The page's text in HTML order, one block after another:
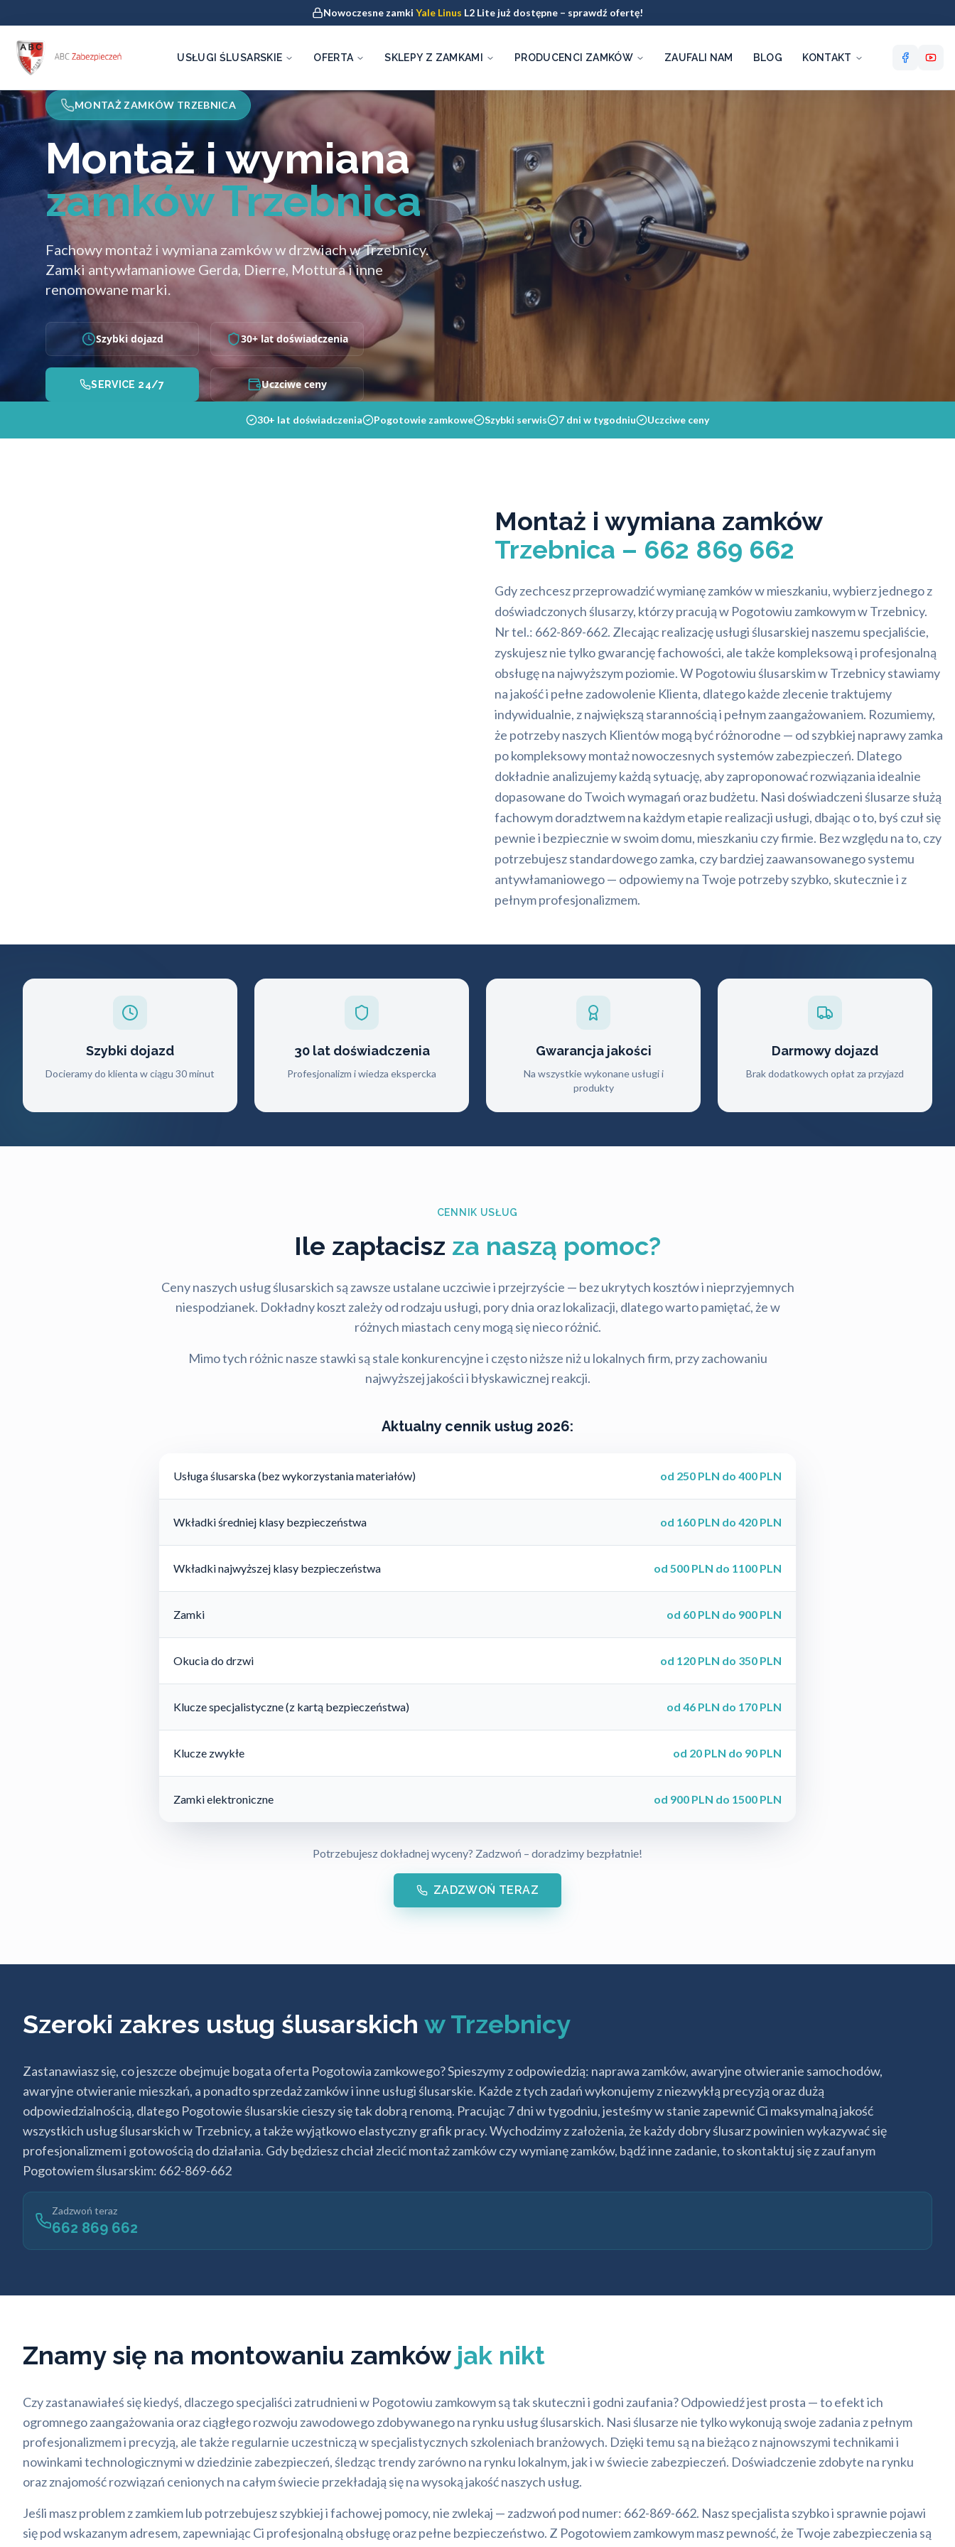
Nowoczesne zamki Yale Linus L2 Lite już dostępne – sprawdź ofertę!
USŁUGI ŚLUSARSKIE OFERTA SKLEPY Z ZAMKAMI PRODUCENCI ZAMKÓW ZAUFALI NAM BLOG KONTAKT
MONTAŻ ZAMKÓW TRZEBNICA
Montaż i wymiana
zamków Trzebnica
Fachowy montaż i wymiana zamków w drzwiach w Trzebnicy.
Zamki antywłamaniowe Gerda, Dierre, Mottura i inne
renomowane marki.
Szybki dojazd 30+ lat doświadczenia
SERVICE 24/7 Uczciwe ceny
30+ lat doświadczenia Pogotowie zamkowe Szybki serwis 7 dni w tygodniu Uczciwe ceny
Montaż i wymiana zamków
Trzebnica – 662 869 662
Gdy zechcesz przeprowadzić wymianę zamków w mieszkaniu, wybierz jednego z
doświadczonych ślusarzy, którzy pracują w Pogotowiu zamkowym w Trzebnicy.
Nr tel.: 662-869-662. Zlecając realizację usługi ślusarskiej naszemu specjaliście,
zyskujesz nie tylko gwarancję fachowości, ale także kompleksową i profesjonalną
obsługę na najwyższym poziomie. W Pogotowiu ślusarskim w Trzebnicy stawiamy
na jakość i pełne zadowolenie Klienta, dlatego każde zlecenie traktujemy
indywidualnie, z największą starannością i pełnym zaangażowaniem. Rozumiemy,
że potrzeby naszych Klientów mogą być różnorodne — od szybkiej naprawy zamka
po kompleksowy montaż nowoczesnych systemów zabezpieczeń. Dlatego
dokładnie analizujemy każdą sytuację, aby zaproponować rozwiązania idealnie
dopasowane do Twoich wymagań oraz budżetu. Nasi doświadczeni ślusarze służą
fachowym doradztwem na każdym etapie realizacji usługi, dbając o to, byś czuł się
pewnie i bezpiecznie w swoim domu, mieszkaniu czy firmie. Bez względu na to, czy
potrzebujesz standardowego zamka, czy bardziej zaawansowanego systemu
antywłamaniowego — odpowiemy na Twoje potrzeby szybko, skutecznie i z
pełnym profesjonalizmem.
Szybki dojazd
Docieramy do klienta w ciągu 30 minut
30 lat doświadczenia
Profesjonalizm i wiedza ekspercka
Gwarancja jakości
Na wszystkie wykonane usługi i
produkty
Darmowy dojazd
Brak dodatkowych opłat za przyjazd
CENNIK USŁUG
Ile zapłacisz za naszą pomoc?
Ceny naszych usług ślusarskich są zawsze ustalane uczciwie i przejrzyście — bez ukrytych kosztów i nieprzyjemnych
niespodzianek. Dokładny koszt zależy od rodzaju usługi, pory dnia oraz lokalizacji, dlatego warto pamiętać, że w
różnych miastach ceny mogą się nieco różnić.
Mimo tych różnic nasze stawki są stale konkurencyjne i często niższe niż u lokalnych firm, przy zachowaniu
najwyższej jakości i błyskawicznej reakcji.
Aktualny cennik usług 2026:
Usługa ślusarska (bez wykorzystania materiałów) od 250 PLN do 400 PLN
Wkładki średniej klasy bezpieczeństwa od 160 PLN do 420 PLN
Wkładki najwyższej klasy bezpieczeństwa od 500 PLN do 1100 PLN
Zamki od 60 PLN do 900 PLN
Okucia do drzwi od 120 PLN do 350 PLN
Klucze specjalistyczne (z kartą bezpieczeństwa) od 46 PLN do 170 PLN
Klucze zwykłe od 20 PLN do 90 PLN
Zamki elektroniczne od 900 PLN do 1500 PLN
Potrzebujesz dokładnej wyceny? Zadzwoń – doradzimy bezpłatnie!
ZADZWOŃ TERAZ
Szeroki zakres usług ślusarskich w Trzebnicy
Zastanawiasz się, co jeszcze obejmuje bogata oferta Pogotowia zamkowego? Spieszymy z odpowiedzią: naprawa zamków, awaryjne otwieranie samochodów,
awaryjne otwieranie mieszkań, a ponadto sprzedaż zamków i inne usługi ślusarskie. Każde z tych zadań wykonujemy z niezwykłą precyzją oraz dużą
odpowiedzialnością, dlatego Pogotowie ślusarskie cieszy się tak dobrą renomą. Pracując 7 dni w tygodniu, jesteśmy w stanie zapewnić Ci maksymalną jakość
wszystkich usług ślusarskich w Trzebnicy, a także wyjątkowo elastyczny grafik pracy. Wychodzimy z założenia, że każdy dobry ślusarz powinien wykazywać się
profesjonalizmem i gotowością do działania. Gdy będziesz chciał zlecić montaż zamków czy wymianę zamków, bądź inne zadanie, to skontaktuj się z zaufanym
Pogotowiem ślusarskim: 662-869-662
Zadzwoń teraz
662 869 662
Znamy się na montowaniu zamków jak nikt
Czy zastanawiałeś się kiedyś, dlaczego specjaliści zatrudnieni w Pogotowiu zamkowym są tak skuteczni i godni zaufania? Odpowiedź jest prosta — to efekt ich
ogromnego zaangażowania oraz ciągłego rozwoju zawodowego zdobywanego na rynku usług ślusarskich. Nasi ślusarze nie tylko wykonują swoje zadania z pełnym
profesjonalizmem i precyzją, ale także regularnie uczestniczą w specjalistycznych szkoleniach branżowych. Dzięki temu są na bieżąco z najnowszymi technikami i
nowinkami technologicznymi w dziedzinie zabezpieczeń, śledząc trendy zarówno na rynku lokalnym, jak i w świecie zabezpieczeń. Doświadczenie zdobyte na rynku
oraz znajomość rozwiązań cenionych na całym świecie przekładają się na wysoką jakość naszych usług.
Jeśli masz problem z zamkiem lub potrzebujesz szybkiej i fachowej pomocy, nie zwlekaj — zadzwoń pod numer: 662-869-662. Nasz specjalista szybko i sprawnie pojawi
się pod wskazanym adresem, zapewniając Ci profesjonalną obsługę oraz pełne bezpieczeństwo. Z Pogotowiem zamkowym masz pewność, że Twoje zabezpieczenia są